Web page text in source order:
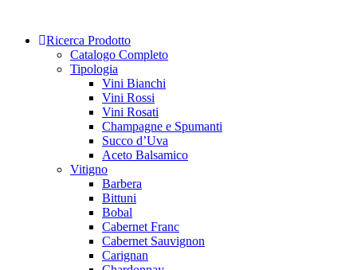
content Ricerca Prodotto
Catalogo Completo
Tipologia
Vini Bianchi
Vini Rossi
Vini Rosati
Champagne e Spumanti
Succo d’Uva
Aceto Balsamico
Vitigno
Barbera
Bittuni
Bobal
Cabernet Franc
Cabernet Sauvignon
Carignan